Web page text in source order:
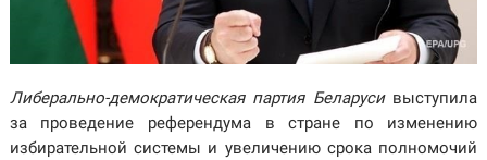
Либерально-демократическая партия Беларусивыступила
за проведение референдума в стране по изменению
избирательной системы и увеличению срока полномочий